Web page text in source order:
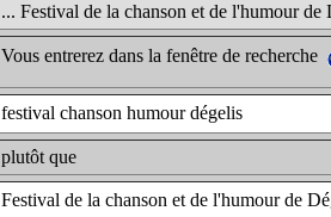
... Festival de la chanson et de l'humour de
Vous entrerez dans la fenêtre de recherche
festival chanson humour dégelis
plutôt que
Festival de la chanson et de l'humour de